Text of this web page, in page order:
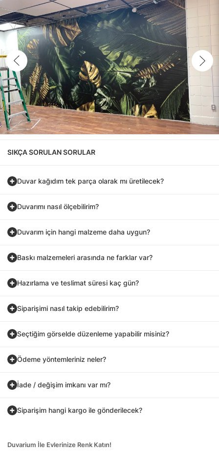
SIKÇA SORULAN SORULAR
Duvar kağıdım tek parça olarak mı üretilecek?
Duvarımı nasıl ölçebilirim?
Duvarım için hangi malzeme daha uygun?
Baskı malzemeleri arasında ne farklar var?
Hazırlama ve teslimat süresi kaç gün?
Siparişimi nasıl takip edebilirim?
Seçtiğim görselde düzenleme yapabilir misiniz?
Ödeme yöntemleriniz neler?
İade / değişim imkanı var mı?
Siparişim hangi kargo ile gönderilecek?
Duvarium İle Evlerinize Renk Katın!